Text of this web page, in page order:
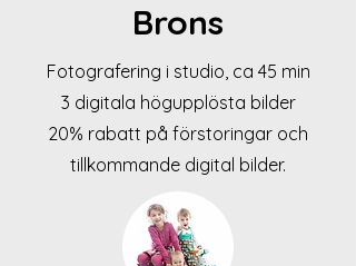
Brons
Fotografering i studio, ca 45 min
3 digitala högupplösta bilder
20% rabatt på förstoringar och
tillkommande digital bilder.